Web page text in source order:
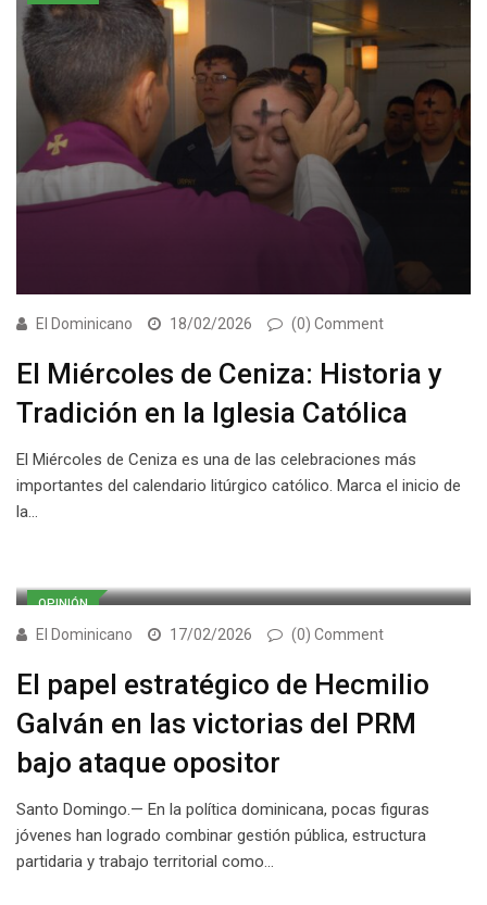
El Dominicano 18/02/2026 (0) Comment
El Miércoles de Ceniza: Historia y
Tradición en la Iglesia Católica
El Miércoles de Ceniza es una de las celebraciones más
importantes del calendario litúrgico católico. Marca el inicio de
la…
OPINIÓN
El Dominicano 17/02/2026 (0) Comment
El papel estratégico de Hecmilio
Galván en las victorias del PRM
bajo ataque opositor
Santo Domingo.— En la política dominicana, pocas figuras
jóvenes han logrado combinar gestión pública, estructura
partidaria y trabajo territorial como…